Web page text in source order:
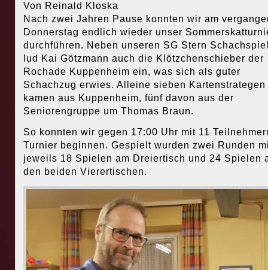
Von Reinald Kloska
Nach zwei Jahren Pause konnten wir am
Donnerstag endlich wieder unser
durchführen. Neben unseren SG Stern
lud Kai Götzmann auch die Klötzchenschieber der
Rochade Kuppenheim ein, was sich als guter
Schachzug erwies. Alleine sieben Kartenstrategen
kamen aus Kuppenheim, fünf davon aus der
Seniorengruppe um Thomas Braun.
So konnten wir gegen 17:00 Uhr mit 11
Turnier beginnen. Gespielt wurden zwei Runden
jeweils 18 Spielen am Dreiertisch und 24 Spielen
den beiden Vierertischen.